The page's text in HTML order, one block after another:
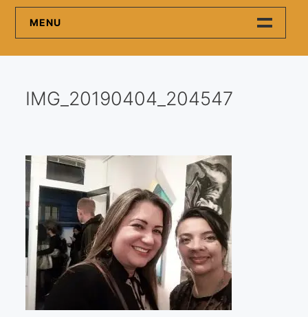
MENU
Artistas
Visitas a los ateliers o talleres de artistas
Presse
Qué dicen de nosotros?
Aviso legal
Política de cookies
Expositions
IMG_20190404_204547